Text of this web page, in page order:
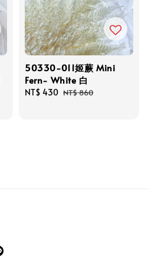
50330-011姬蕨 Mini
Fern- White 白
Sale
NT$ 430 Regular
NT$ 860